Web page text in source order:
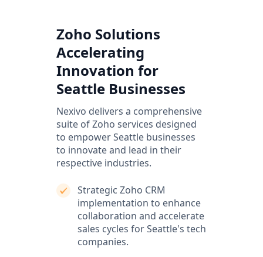
Zoho Solutions
Accelerating
Innovation for
Seattle Businesses
Nexivo delivers a comprehensive
suite of Zoho services designed
to empower Seattle businesses
to innovate and lead in their
respective industries.
Strategic Zoho CRM
implementation to enhance
collaboration and accelerate
sales cycles for Seattle's tech
companies.